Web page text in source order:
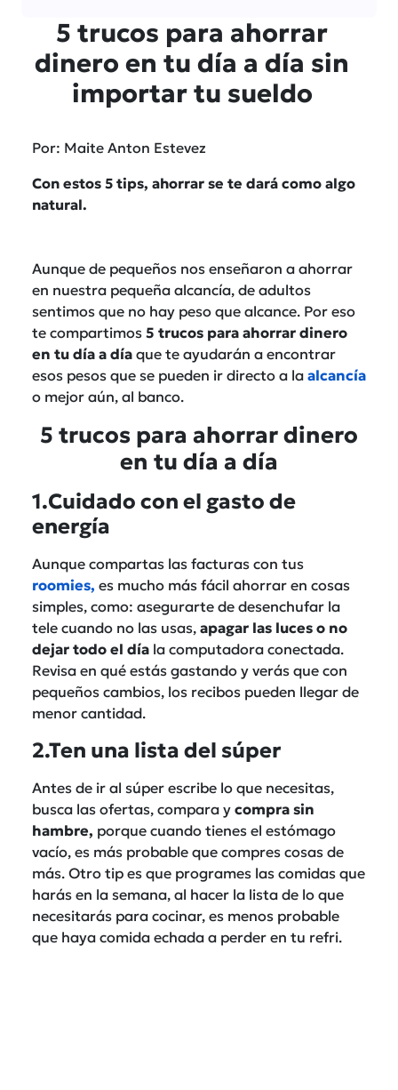
5 trucos para ahorrar
dinero en tu día a día sin
importar tu sueldo
Por: Maite Anton Estevez
Con estos 5 tips, ahorrar se te dará como algo
natural.
Aunque de pequeños nos enseñaron a ahorrar
en nuestra pequeña alcancía, de adultos
sentimos que no hay peso que alcance. Por eso
te compartimos 5 trucos para ahorrar dinero
en tu día a día que te ayudarán a encontrar
esos pesos que se pueden ir directo a la alcancía
o mejor aún, al banco.
5 trucos para ahorrar dinero
en tu día a día
1.Cuidado con el gasto de
energía
Aunque compartas las facturas con tus
roomies, es mucho más fácil ahorrar en cosas
simples, como: asegurarte de desenchufar la
tele cuando no las usas, apagar las luces o no
dejar todo el día la computadora conectada.
Revisa en qué estás gastando y verás que con
pequeños cambios, los recibos pueden llegar de
menor cantidad.
2.Ten una lista del súper
Antes de ir al súper escribe lo que necesitas,
busca las ofertas, compara y compra sin
hambre, porque cuando tienes el estómago
vacío, es más probable que compres cosas de
más. Otro tip es que programes las comidas que
harás en la semana, al hacer la lista de lo que
necesitarás para cocinar, es menos probable
que haya comida echada a perder en tu refri.